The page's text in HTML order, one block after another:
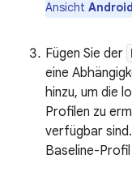
Ansicht Android
Fügen Sie der
eine
hinzu, um die
Profilen zu
verfügbar
Baseline-